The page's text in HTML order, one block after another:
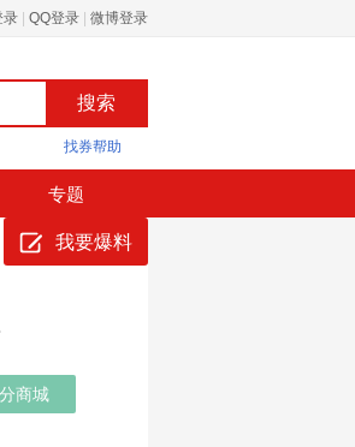
录 QQ登录 微博登录
找券帮助
专题
我要爆料
商城